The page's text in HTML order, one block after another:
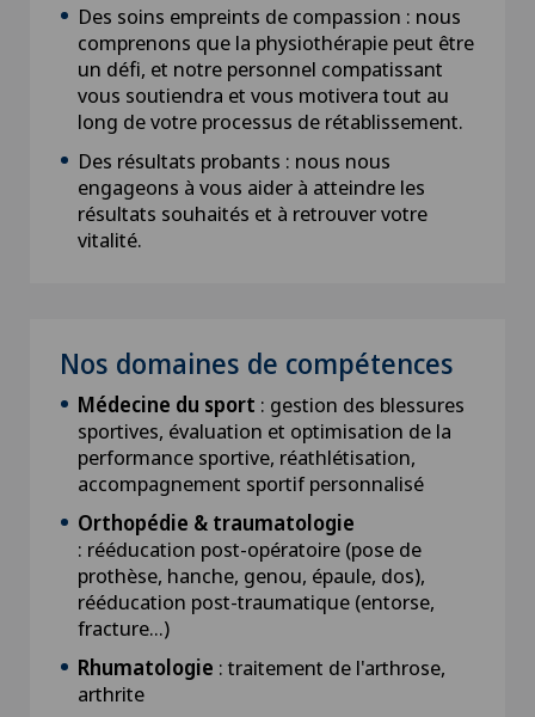
Des soins empreints de compassion : nous
comprenons que la physiothérapie peut être
un défi, et notre personnel compatissant
vous soutiendra et vous motivera tout au
long de votre processus de rétablissement.
Des résultats probants : nous nous
engageons à vous aider à atteindre les
résultats souhaités et à retrouver votre
vitalité.
Nos domaines de compétences
Médecine du sport : gestion des blessures
sportives, évaluation et optimisation de la
performance sportive, réathlétisation,
accompagnement sportif personnalisé
Orthopédie & traumatologie
: rééducation post-opératoire (pose de
prothèse, hanche, genou, épaule, dos),
rééducation post-traumatique (entorse,
fracture...)
Rhumatologie : traitement de l'arthrose,
arthrite